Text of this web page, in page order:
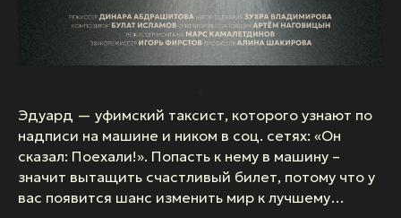
Эдуард — уфимский таксист, которого узнают по
надписи на машине и ником в соц. сетях: «Он
сказал: Поехали!». Попасть к нему в машину –
значит вытащить счастливый билет, потому что у
вас появится шанс изменить мир к лучшему…